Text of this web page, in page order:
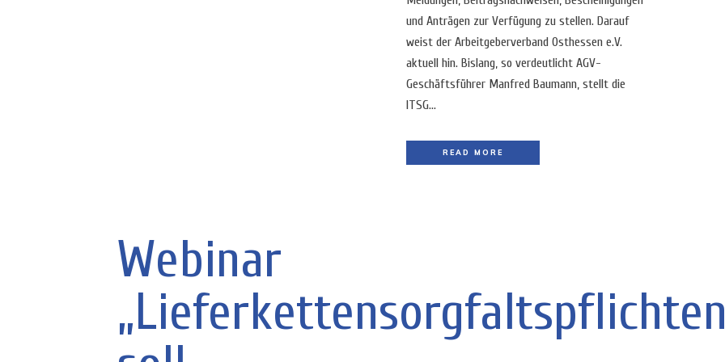
und Anträgen zur Verfügung zu stellen. Darauf
weist der Arbeitgeberverband Osthessen e.V.
aktuell hin. Bislang, so verdeutlicht AGV-
Geschäftsführer Manfred Baumann, stellt die
ITSG...
READ MORE
Webinar